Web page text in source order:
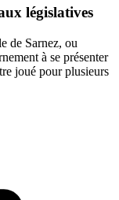
législatives
de Sarnez, ou
à se présenter
joué pour plusieurs